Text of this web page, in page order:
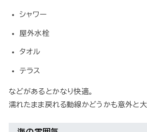
シャワー
屋外水栓
タオル
テラス
などがあるとかなり快適。
濡れたまま戻れる動線かどうかも意外と大